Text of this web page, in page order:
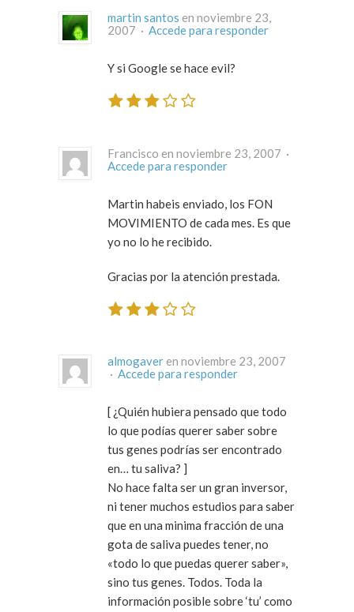
martin santos en noviembre 23,
2007 · Accede para responder
Y si Google se hace evil?
Francisco en noviembre 23, 2007 ·
Accede para responder
Martin habeis enviado, los FON
MOVIMIENTO de cada mes. Es que
yo no lo he recibido.
Gracias por la atención prestada.
almogaver en noviembre 23, 2007
· Accede para responder
[ ¿Quién hubiera pensado que todo
lo que podías querer saber sobre
tus genes podrías ser encontrado
en… tu saliva? ]
No hace falta ser un gran inversor,
ni tener muchos estudios para saber
que en una minima fracción de una
gota de saliva puedes tener, no
«todo lo que puedas querer saber»,
sino tus genes. Todos. Toda la
información posible sobre ‘tu’ como